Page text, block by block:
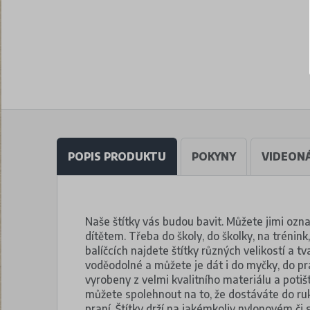
POPIS PRODUKTU POKYNY
Naše štítky vás budou bavit. Můžete jimi
dítětem. Třeba do školy, do školky, na
balíčcích najdete štítky různých velikostí a
voděodolné a můžete je dát i do myčky, do
vyrobeny z velmi kvalitního materiálu a
můžete spolehnout na to, že dostáváte do